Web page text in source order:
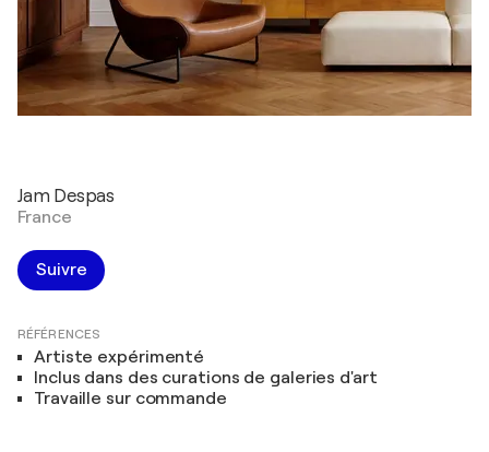
Jam Despas
France
Suivre
RÉFÉRENCES
Artiste expérimenté
Inclus dans des curations de galeries d'art
Travaille sur commande